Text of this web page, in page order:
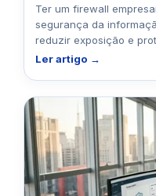
Ter um firewall
segurança da
reduzir exposição e
Ler artigo →